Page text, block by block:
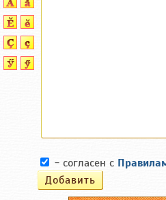
- согласен с